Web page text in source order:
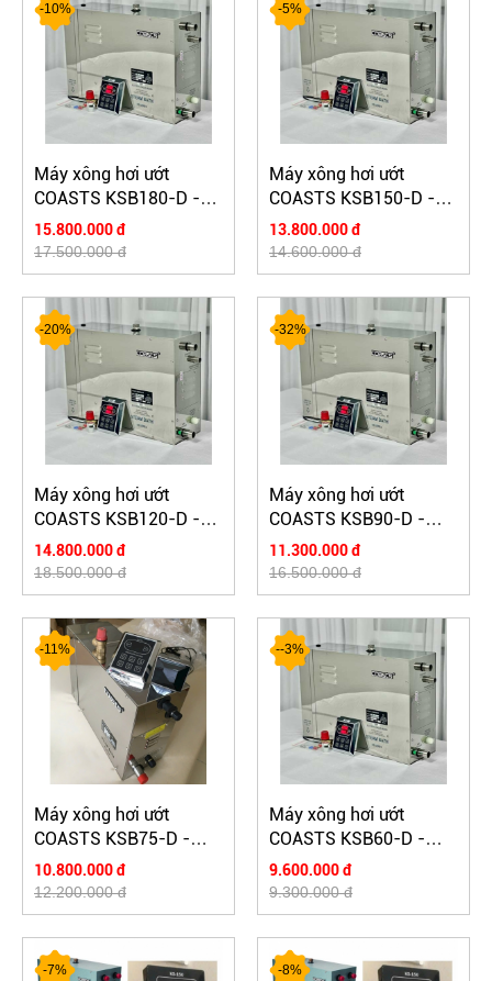
-10%
Máy xông hơi ướt
COASTS KSB180-D -
điều khiển cảm ứng
15.800.000 đ
17.500.000 đ
-5%
Máy xông hơi ướt
COASTS KSB150-D -
điều khiển cảm ứng
13.800.000 đ
14.600.000 đ
-20%
Máy xông hơi ướt
COASTS KSB120-D -
điều khiển cảm ứng
14.800.000 đ
18.500.000 đ
-32%
Máy xông hơi ướt
COASTS KSB90-D -
điều khiển cảm ứng
11.300.000 đ
16.500.000 đ
-11%
Máy xông hơi ướt
COASTS KSB75-D -
điều khiển cảm ứng
10.800.000 đ
12.200.000 đ
--3%
Máy xông hơi ướt
COASTS KSB60-D -
điều khiển cảm ứng
9.600.000 đ
9.300.000 đ
-7% -8%